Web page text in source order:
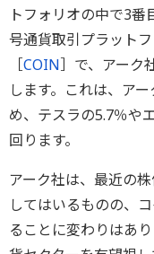
トフォリオの中で3
号通貨取引プラット
［COIN］で、アーク
します。これは、ア
め、テスラの5.7％や
回ります。
アーク社は、最近の
してはいるものの、
ることに変わりはあ